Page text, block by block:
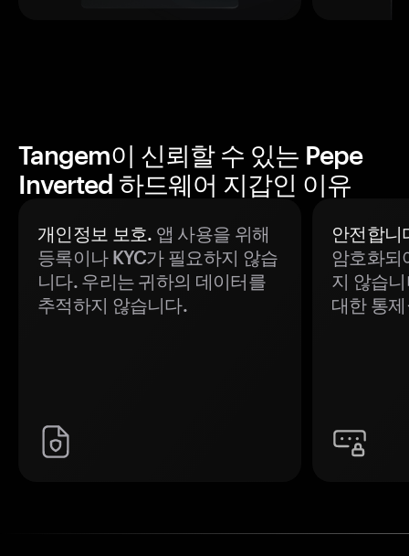
Tangem이 신뢰할 수 있는 Pepe
Inverted 하드웨어 지갑인 이유
개인정보 보호. 앱 사용을 위해
등록이나 KYC가 필요하지 않습
니다. 우리는 귀하의 데이터를
추적하지 않습니다.
안전합니
암호화되
지 않습
대한 통